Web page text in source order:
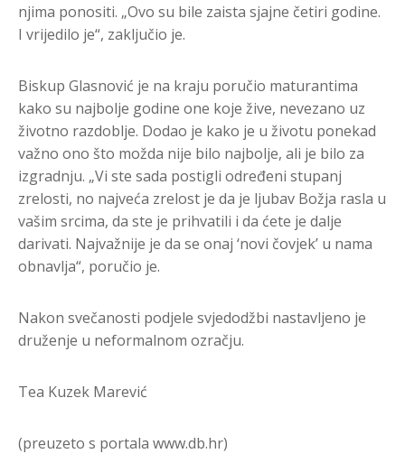
njima ponositi. „Ovo su bile zaista sjajne četiri godine.
I vrijedilo je“, zaključio je.
Biskup Glasnović je na kraju poručio maturantima
kako su najbolje godine one koje žive, nevezano uz
životno razdoblje. Dodao je kako je u životu ponekad
važno ono što možda nije bilo najbolje, ali je bilo za
izgradnju. „Vi ste sada postigli određeni stupanj
zrelosti, no najveća zrelost je da je ljubav Božja rasla u
vašim srcima, da ste je prihvatili i da ćete je dalje
darivati. Najvažnije je da se onaj ‘novi čovjek’ u nama
obnavlja“, poručio je.
Nakon svečanosti podjele svjedodžbi nastavljeno je
druženje u neformalnom ozračju.
Tea Kuzek Marević
(preuzeto s portala www.db.hr)